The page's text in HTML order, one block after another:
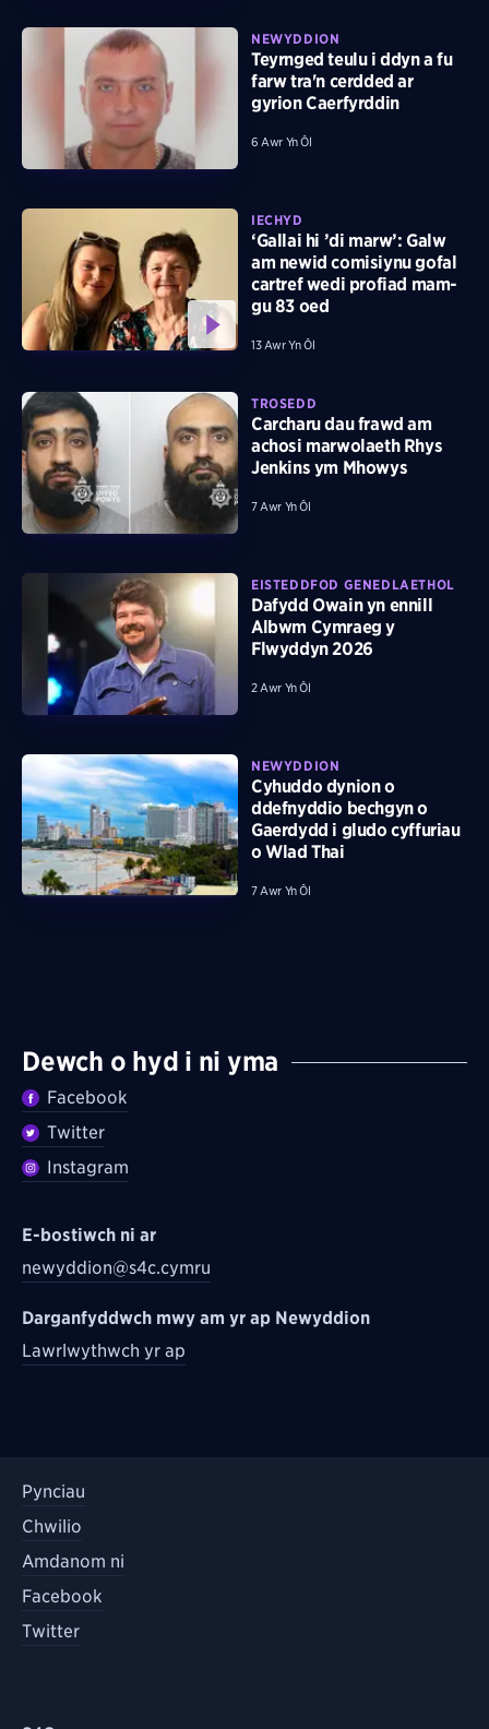
NEWYDDION
Teyrnged teulu i ddyn a fu
farw tra'n cerdded ar
gyrion Caerfyrddin
6 Awr Yn Ôl
IECHYD
‘Gallai hi ’di marw’: Galw
am newid comisiynu gofal
cartref wedi profiad mam-
gu 83 oed
13 Awr Yn Ôl
TROSEDD
Carcharu dau frawd am
achosi marwolaeth Rhys
Jenkins ym Mhowys
7 Awr Yn Ôl
EISTEDDFOD GENEDLAETHOL
Dafydd Owain yn ennill
Albwm Cymraeg y
Flwyddyn 2026
2 Awr Yn Ôl
NEWYDDION
Cyhuddo dynion o
ddefnyddio bechgyn o
Gaerdydd i gludo cyffuriau
o Wlad Thai
7 Awr Yn Ôl
Dewch o hyd i ni yma
Facebook
Twitter
Instagram
E-bostiwch ni ar
newyddion@s4c.cymru
Darganfyddwch mwy am yr ap Newyddion
Lawrlwythwch yr ap
Pynciau
Chwilio
Amdanom ni
Facebook
Twitter